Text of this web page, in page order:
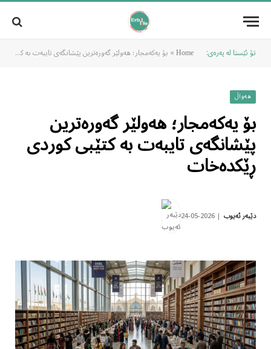
تۆ ئێستا لە پەرەی: Home
» بۆ یەکەمجار؛ هەولێر گەورەترین پێشانگەی تایبەت بە کتێبی کوردی ڕێکدەخات
هەواڵ
بۆ یەکەمجار؛ هەولێر گەورەترین
پێشانگەی تایبەت بە کتێبی کوردی
ڕێکدەخات
دێبەر ئەیوب 2026-05-24